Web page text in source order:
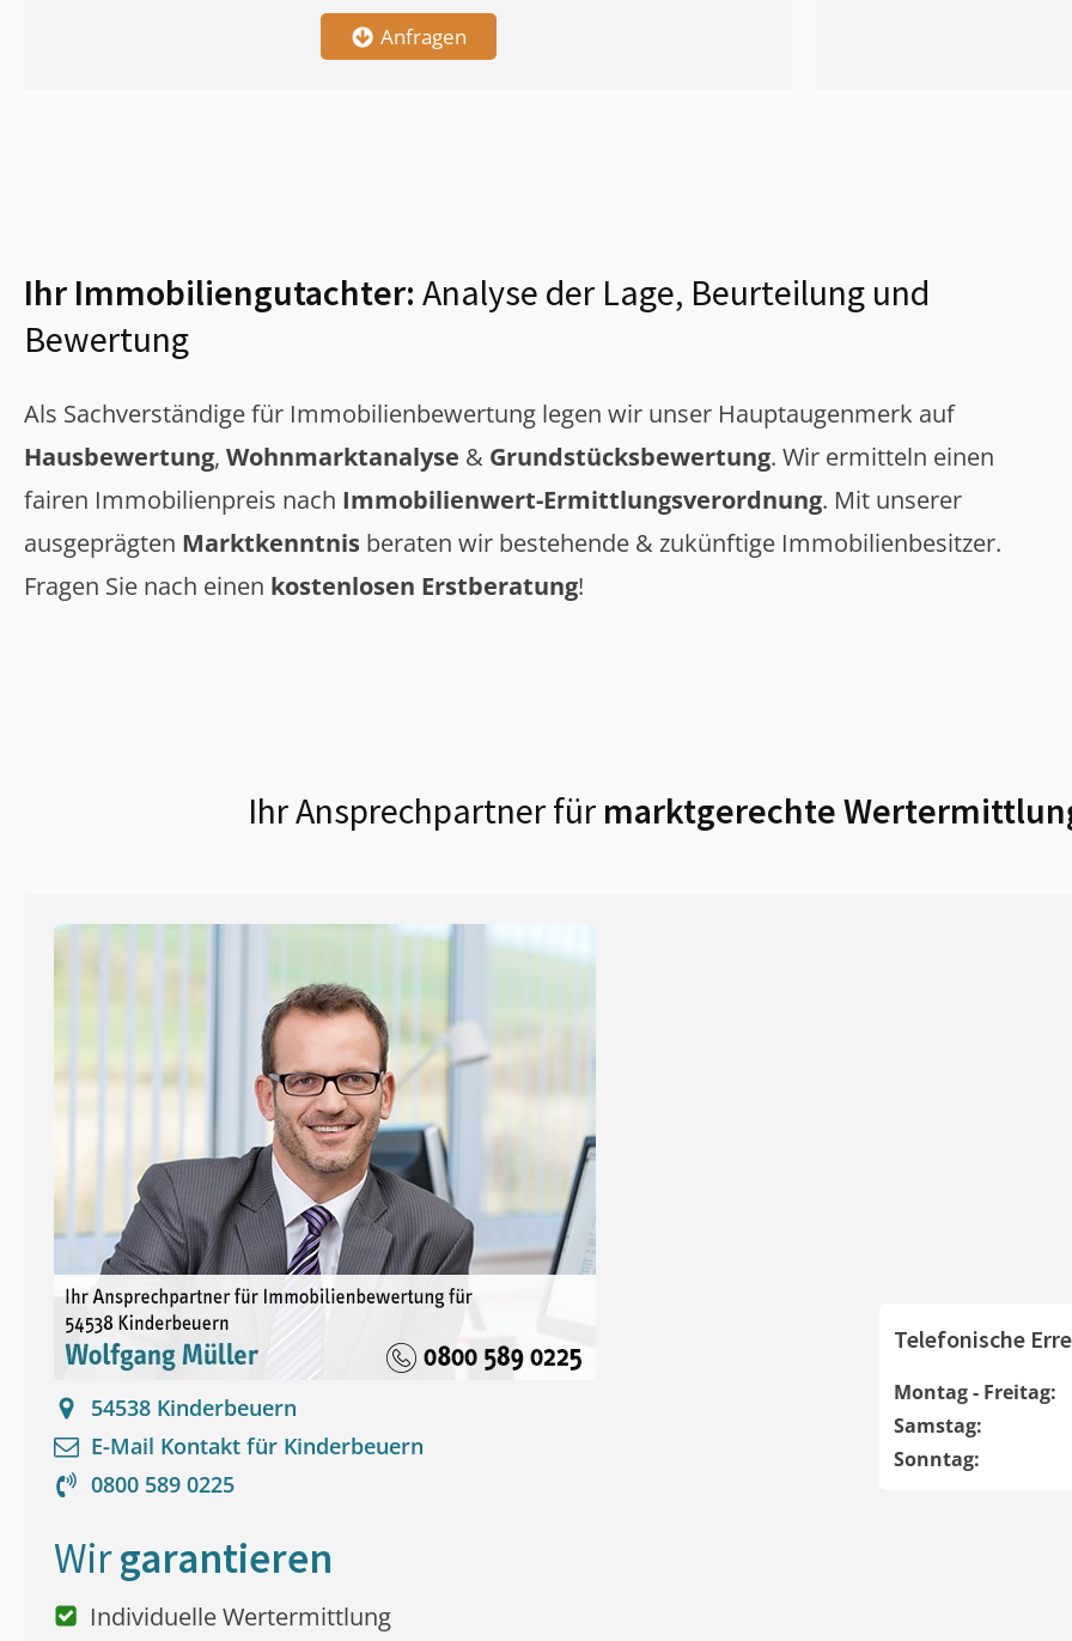
Anfragen
Ihr Immobiliengutachter: Analyse der Lage, Beurteilung und
Bewertung
Als Sachverständige für Immobilienbewertung legen wir unser Hauptaugenmerk auf
Hausbewertung, Wohnmarktanalyse & Grundstücksbewertung. Wir ermitteln einen
fairen Immobilienpreis nach Immobilienwert-Ermittlungsverordnung. Mit unserer
ausgeprägten Marktkenntnis beraten wir bestehende & zukünftige Immobilienbesitzer.
Fragen Sie nach einen kostenlosen Erstberatung!
Ihr Ansprechpartner für marktgerechte
54538 Kinderbeuern
E-Mail Kontakt für Kinderbeuern
0800 589 0225
Telefonische
Montag - Freitag:
Samstag:
Sonntag:
Wirgarantieren
Individuelle Wertermittlung